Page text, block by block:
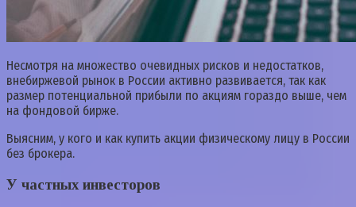
Несмотря на множество очевидных рисков и недостатков,
внебиржевой рынок в России активно развивается, так как
размер потенциальной прибыли по акциям гораздо выше, чем
на фондовой бирже.
Выясним, у кого и как купить акции физическому лицу в России
без брокера.
У частных инвесторов